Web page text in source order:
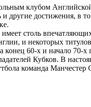
клубом
достижения, в
столь
и некоторых
60-х и начало 70-
Кубков. В
команда Манчестер